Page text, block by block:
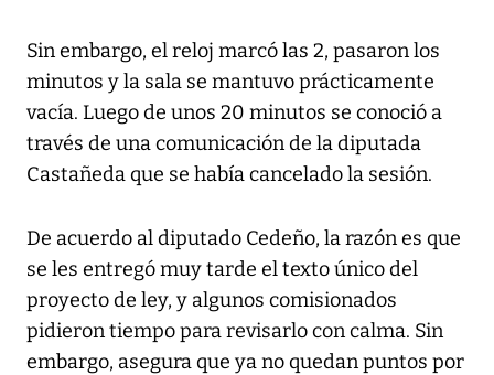
Sin embargo, el reloj marcó las 2, pasaron los
minutos y la sala se mantuvo prácticamente
vacía. Luego de unos 20 minutos se conoció a
través de una comunicación de la diputada
Castañeda que se había cancelado la sesión.
De acuerdo al diputado Cedeño, la razón es que
se les entregó muy tarde el texto único del
proyecto de ley, y algunos comisionados
pidieron tiempo para revisarlo con calma. Sin
embargo, asegura que ya no quedan puntos por